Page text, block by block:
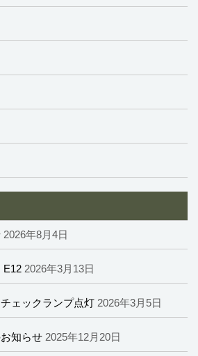
2026年8月4日
2026年3月13日
ェックランプ点灯 2026年3月5日
知らせ 2025年12月20日